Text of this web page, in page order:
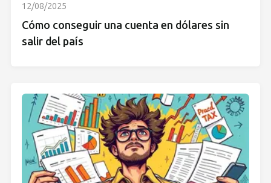
12/08/2025
Cómo conseguir una cuenta en dólares sin
salir del país